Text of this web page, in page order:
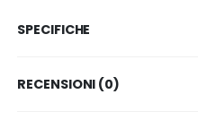
SPECIFICHE
RECENSIONI (0)